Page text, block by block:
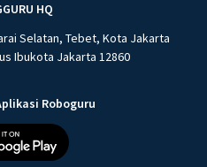
HQ
Selatan, Tebet, Kota Jakarta
Ibukota Jakarta 12860
Roboguru